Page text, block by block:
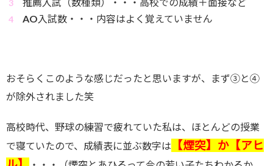
AO入試数・・・内容はよく覚えていません
おそらくこのような感じだったと思いますが、まず③と④
が除外されました笑
高校時代、野球の練習で疲れていた私は、ほとんどの授業
で寝ていたので、成績表に並ぶ数字は
【煙突】か【アヒ